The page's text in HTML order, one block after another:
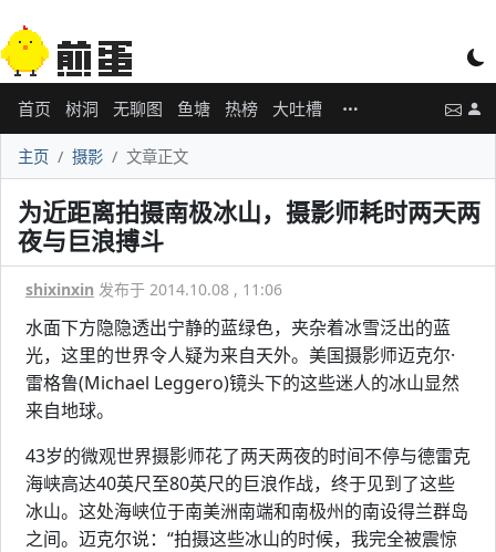
首页 树洞 无聊图 鱼塘 热榜 大吐槽
主页 摄影 文章正文
为近距离拍摄南极冰山，摄影师耗时两天两
夜与巨浪搏斗
shixinxin 发布于 2014.10.08 , 11:06
水面下方隐隐透出宁静的蓝绿色，夹杂着冰雪泛出的蓝
光，这里的世界令人疑为来自天外。美国摄影师迈克尔·
雷格鲁(Michael Leggero)镜头下的这些迷人的冰山显然
来自地球。
43岁的微观世界摄影师花了两天两夜的时间不停与德雷克
海峡高达40英尺至80英尺的巨浪作战，终于见到了这些
冰山。这处海峡位于南美洲南端和南极州的南设得兰群岛
之间。迈克尔说：“拍摄这些冰山的时候，我完全被震惊